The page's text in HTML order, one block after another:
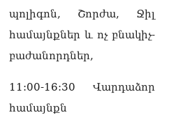
պոլիգոն, Շորժա, Ջիլ
համայնքներ և ոչ բնակիչ-
բաժանորդներ,
11:00-16:30 Վարդաձոր
համայնքն